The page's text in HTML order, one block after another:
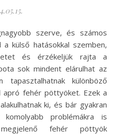
külső hatásokkal szemben,
és érzékeljük rajta a
sok mindent elárulhat az
tapasztalhatnak különböző
apró fehér pöttyöket. Ezek a
ki, és bár gyakran
komolyabb problémákra is
fehér pöttyök